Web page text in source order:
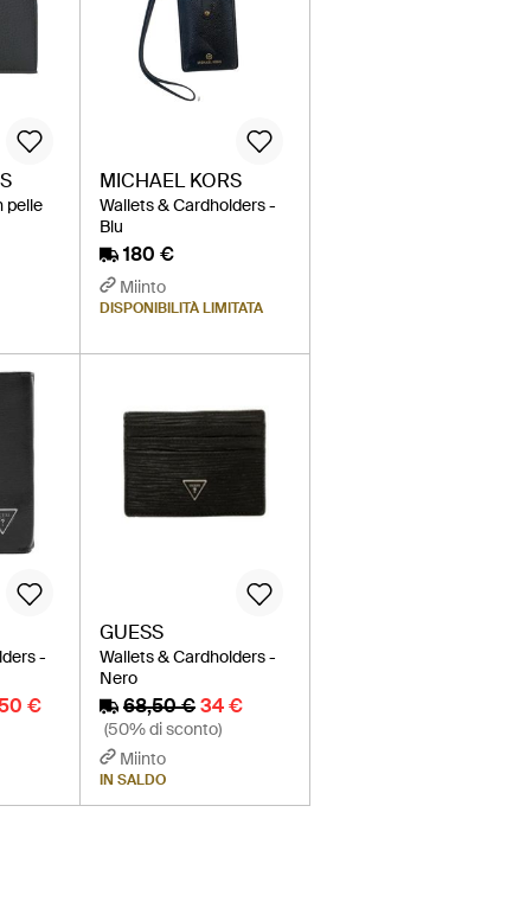
pelle
MICHAEL KORS
Wallets & Cardholders -
Blu
180 €
Miinto
DISPONIBILITÀ LIMITATA
-
€
GUESS
Wallets & Cardholders -
Nero
68,50 €34 €
(50% di sconto)
Miinto
IN SALDO